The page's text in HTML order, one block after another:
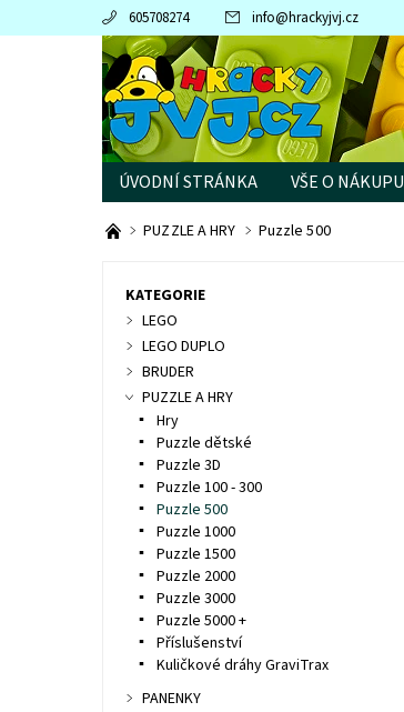
605708274 info@hrackyjvj.cz
ÚVODNÍ STRÁNKA VŠE O NÁKUPU
PRODÁVANÉ ZNAČKY
PUZZLE A HRY Puzzle 500
KATEGORIE
LEGO
LEGO DUPLO
BRUDER
PUZZLE A HRY
Hry
Puzzle dětské
Puzzle 3D
Puzzle 100 - 300
Puzzle 500
Puzzle 1000
Puzzle 1500
Puzzle 2000
Puzzle 3000
Puzzle 5000 +
Příslušenství
Kuličkové dráhy GraviTrax
PANENKY